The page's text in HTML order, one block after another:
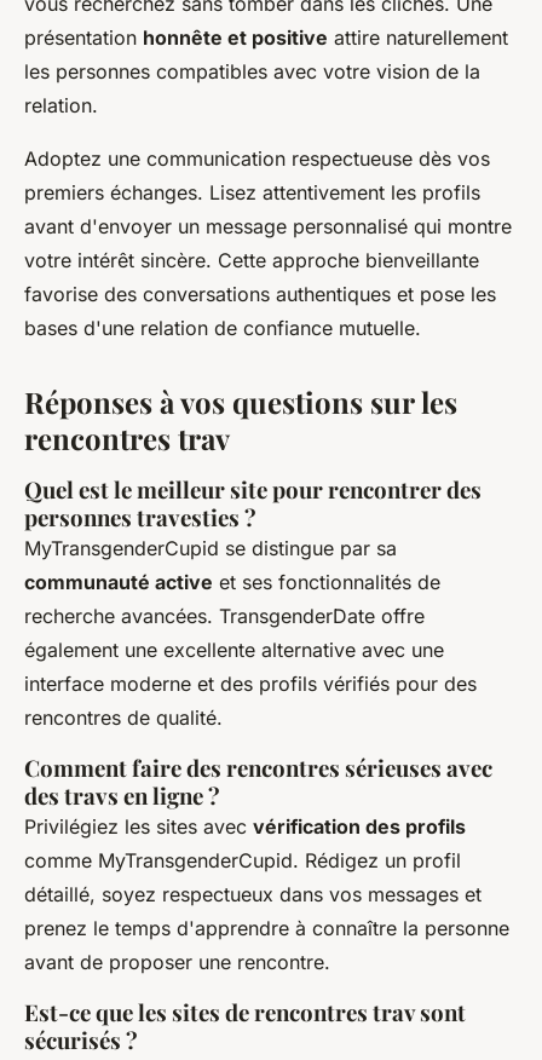
présentation honnête et positive attire naturellement
les personnes compatibles avec votre vision de la
relation.
Adoptez une communication respectueuse dès vos
premiers échanges. Lisez attentivement les profils
avant d'envoyer un message personnalisé qui montre
votre intérêt sincère. Cette approche bienveillante
favorise des conversations authentiques et pose les
bases d'une relation de confiance mutuelle.
Réponses à vos questions sur les
rencontres trav
Quel est le meilleur site pour rencontrer des
personnes travesties ?
MyTransgenderCupid se distingue par sa
communauté active et ses fonctionnalités de
recherche avancées. TransgenderDate offre
également une excellente alternative avec une
interface moderne et des profils vérifiés pour des
rencontres de qualité.
Comment faire des rencontres sérieuses avec
des travs en ligne ?
Privilégiez les sites avec vérification des profils
comme MyTransgenderCupid. Rédigez un profil
détaillé, soyez respectueux dans vos messages et
prenez le temps d'apprendre à connaître la personne
avant de proposer une rencontre.
Est-ce que les sites de rencontres trav sont
sécurisés ?